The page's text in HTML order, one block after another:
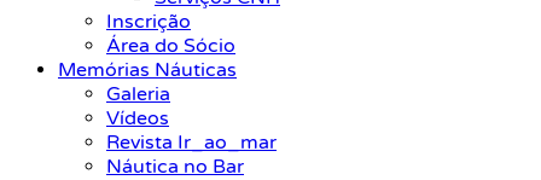
Inscrição
Área do Sócio
Memórias Náuticas
Galeria
Vídeos
Revista Ir_ao_mar
Náutica no Bar